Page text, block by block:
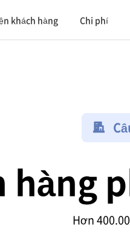
khách hàng Chi phí
hàng
Hơn